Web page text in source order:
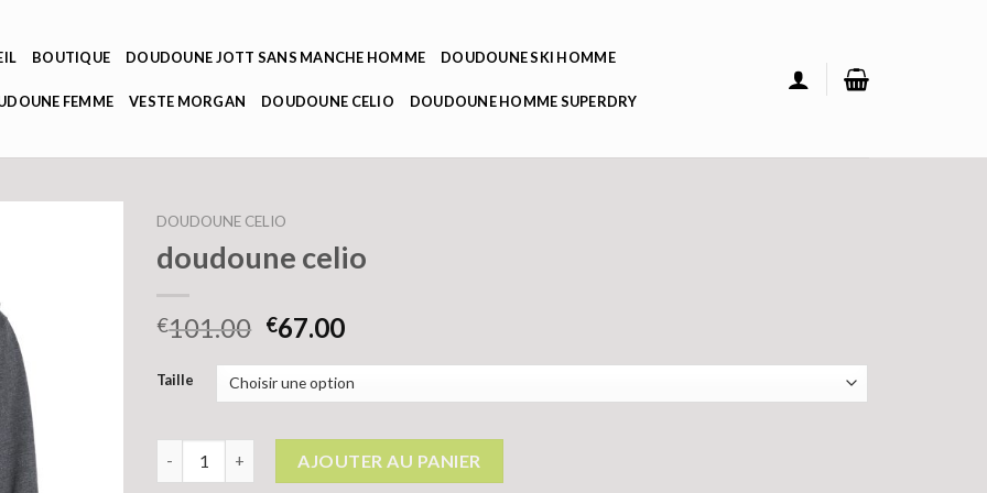
BOUTIQUE DOUDOUNE JOTT SANS MANCHE HOMME DOUDOUNE SKI HOMME
FEMME VESTE MORGAN DOUDOUNE CELIO DOUDOUNE HOMME SUPERDRY
DOUDOUNE CELIO
doudoune celio
€101.00 €67.00
Taille
AJOUTER AU PANIER